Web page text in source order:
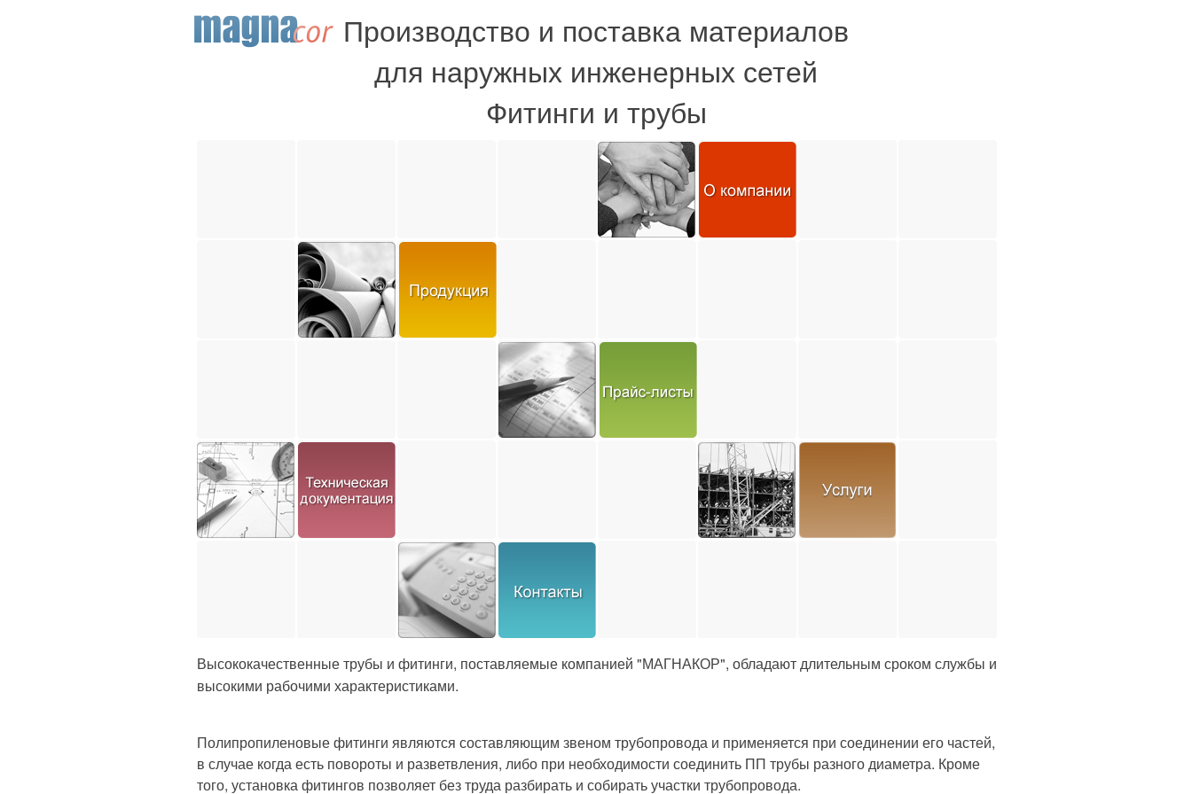
Производство и поставка материалов
для наружных инженерных сетей
Фитинги и трубы
Высококачественные трубы и фитинги, поставляемые компанией "МАГНАКОР", обладают длительным сроком службы и
высокими рабочими характеристиками.
Полипропиленовые фитинги являются составляющим звеном трубопровода и применяется при соединении его частей,
в случае когда есть повороты и разветвления, либо при необходимости соединить ПП трубы разного диаметра. Кроме
того, установка фитингов позволяет без труда разбирать и собирать участки трубопровода.